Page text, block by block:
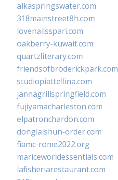
alkaspringswater.com
318mainstreet8h.com
lovenailsspari.com
oakberry-kuwait.com
quartzliterary.com
friendsofbroderickpark.com
studiopiattellina.com
jannagrillspringfield.com
fujiyamacharleston.com
elpatronchardon.com
donglaishun-order.com
fiamc-rome2022.org
mariceworldessentials.com
lafisheriarestaurant.com